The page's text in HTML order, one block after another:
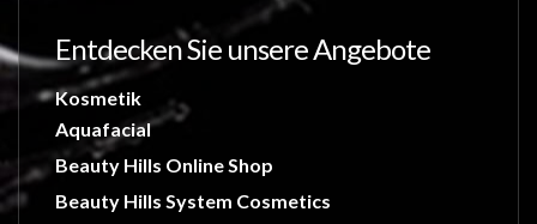
Entdecken Sie unsere Angebote
Kosmetik
Aquafacial
Beauty Hills Online Shop
Beauty Hills System Cosmetics